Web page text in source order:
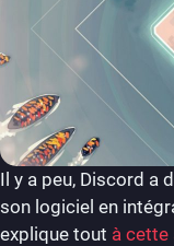
Il y a peu, Discord a
son logiciel en
explique tout à cette